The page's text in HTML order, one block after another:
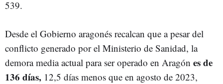
539.
Desde el Gobierno aragonés recalcan que a pesar del
conflicto generado por el Ministerio de Sanidad, la
demora media actual para ser operado en Aragón es de
136 días, 12,5 días menos que en agosto de 2023,